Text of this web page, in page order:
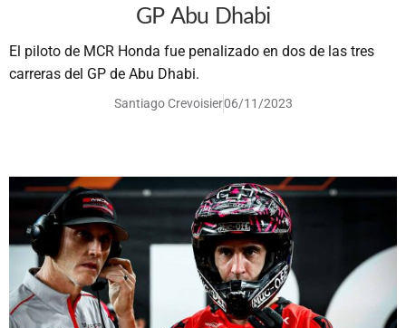
GP Abu Dhabi
El piloto de MCR Honda fue penalizado en dos de las tres
carreras del GP de Abu Dhabi.
Santiago Crevoisier06/11/2023